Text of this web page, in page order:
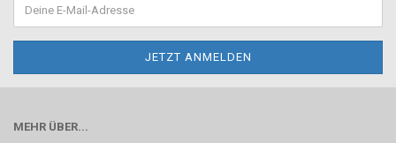
MEHR ÜBER...